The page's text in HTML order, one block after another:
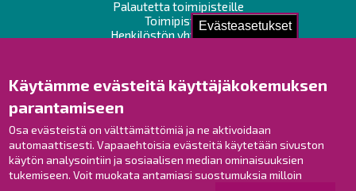
Evästeasetukset
Käytämme evästeitä käyttäjäkokemuksen
parantamiseen
Osa evästeistä on välttämättömiä ja ne aktivoidaan
automaattisesti. Vapaaehtoisia evästeitä käytetään sivuston
käytön analysointiin ja sosiaalisen median ominaisuuksien
tukemiseen. Voit muokata antamiasi suostumuksia milloin
Palautetta toimipisteille
Toimipisteet
Henkilöstön yhteystiedot
Raahe Facebookissa
Raahe Instagramissa
Raahe LinkedInissä
Raahe YouTubessa